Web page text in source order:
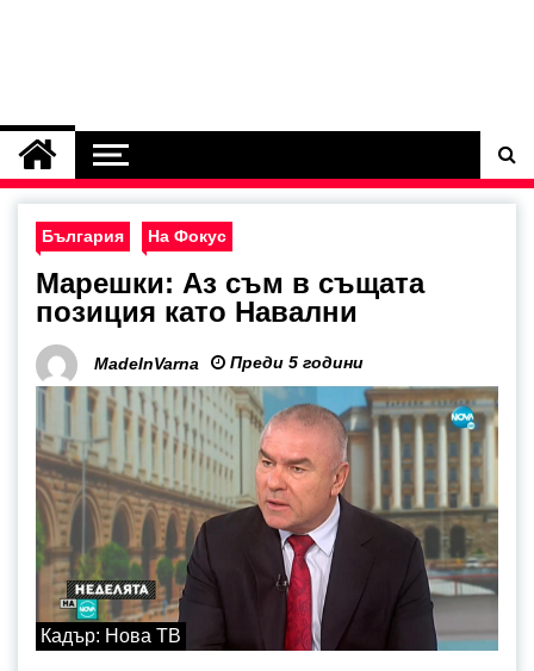
България На Фокус
Марешки: Аз съм в същата
позиция като Навални
MadeInVarna Преди 5 години
Кадър: Нова ТВ